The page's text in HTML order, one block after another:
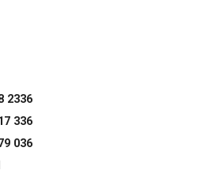
2336
336
036